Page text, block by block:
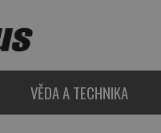
VĚDA A TECHNIKA